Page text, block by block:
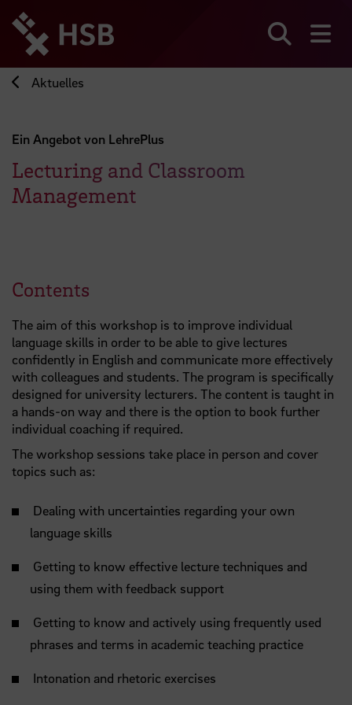
zum
Seiteninhalt
springen
Aktuelles
Ein Angebot von LehrePlus
Lecturing and Classroom
Management
Contents
The aim of this workshop is to improve individual
language skills in order to be able to give lectures
confidently in English and communicate more effectively
with colleagues and students. The program is specifically
designed for university lecturers. The content is taught in
a hands-on way and there is the option to book further
individual coaching if required.
The workshop sessions take place in person and cover
topics such as:
Dealing with uncertainties regarding your own
language skills
Getting to know effective lecture techniques and
using them with feedback support
Getting to know and actively using frequently used
phrases and terms in academic teaching practice
Intonation and rhetoric exercises